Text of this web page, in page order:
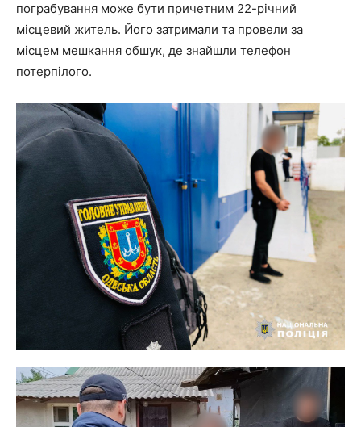
пограбування може бути причетним 22-річний
місцевий житель. Його затримали та провели за
місцем мешкання обшук, де знайшли телефон
потерпілого.